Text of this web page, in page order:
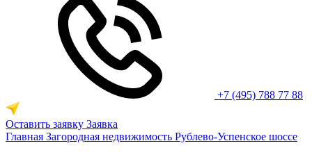
+7 (495) 788 77 88
Оставить заявку Заявка
Главная Загородная недвижимость Рублево-Успенское шоссе